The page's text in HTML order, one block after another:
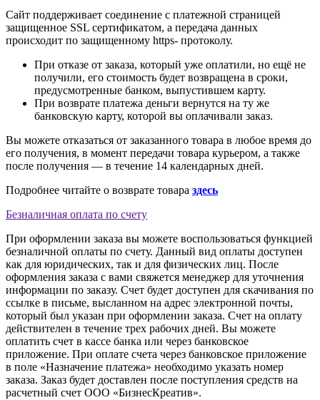
Сайт поддерживает соединение с платежной страницей
защищенное SSL сертификатом, а передача данных
происходит по защищенному https- протоколу.
При отказе от заказа, который уже оплатили, но ещё не
получили, его стоимость будет возвращена в сроки,
предусмотренные банком, выпустившем карту.
При возврате платежа деньги вернутся на ту же
банковскую карту, которой вы оплачивали заказ.
Вы можете отказаться от заказанного товара в любое время до
его получения, в момент передачи товара курьером, а также
после получения — в течение 14 календарных дней.
Подробнее читайте о возврате товара здесь
Безналичная оплата по счету
При оформлении заказа вы можете воспользоваться функцией
безналичной оплаты по счету. Данный вид оплаты доступен
как для юридических, так и для физических лиц. После
оформления заказа с вами свяжется менеджер для уточнения
информации по заказу. Счет будет доступен для скачивания по
ссылке в письме, высланном на адрес электронной почты,
который был указан при оформлении заказа. Счет на оплату
действителен в течение трех рабочих дней. Вы можете
оплатить счет в кассе банка или через банковское
приложение. При оплате счета через банковское приложение
в поле «Назначение платежа» необходимо указать номер
заказа. Заказ будет доставлен после поступления средств на
расчетный счет ООО «БизнесКреатив».